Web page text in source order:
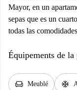
Mayor, en un
sepas que es un
todas las
Équipements de la
chair Meublé ac_unit